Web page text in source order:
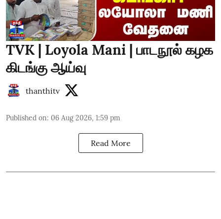
TVK | Loyola Mani | பாடநூல் கழக
கிடங்கு ஆய்வு
thanthitv
Published on: 06 Aug 2026, 1:59 pm
Read More